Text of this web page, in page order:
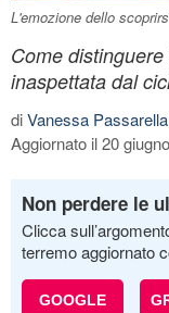
L'emozione dello
Come
inaspettata dal
diVanessa Passarella
Aggiornato il 20
Non perdere le
Clicca
terremo aggiornato
GOOGLE